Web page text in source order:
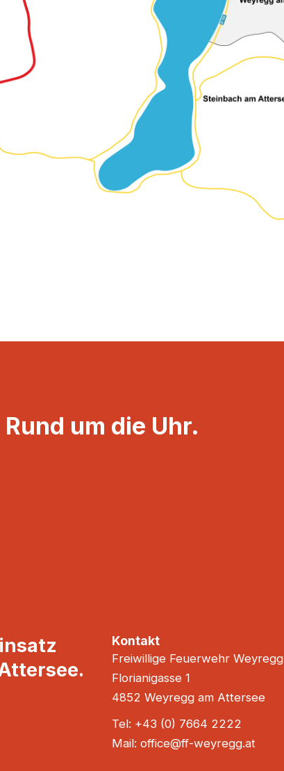
Rund um die Uhr.
Kontakt
Freiwillige Feuerwehr Weyregg
Florianigasse 1
4852 Weyregg am Attersee
Tel: +43 (0) 7664 2222
Mail: office@ff-weyregg.at